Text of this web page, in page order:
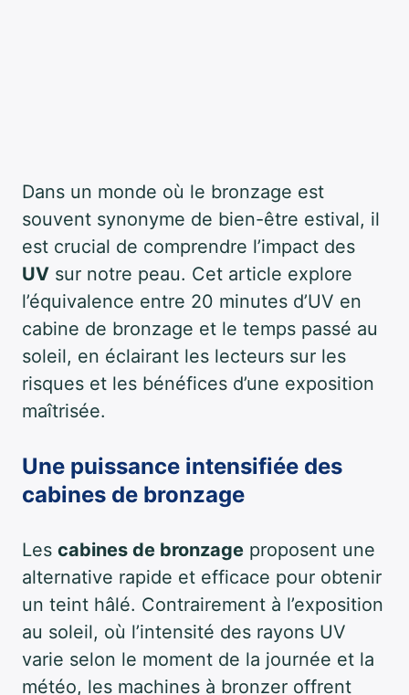
Dans un monde où le bronzage est
souvent synonyme de bien-être estival, il
est crucial de comprendre l’impact des
UV sur notre peau. Cet article explore
l’équivalence entre 20 minutes d’UV en
cabine de bronzage et le temps passé au
soleil, en éclairant les lecteurs sur les
risques et les bénéfices d’une exposition
maîtrisée.
Une puissance intensifiée des
cabines de bronzage
Les cabines de bronzage proposent une
alternative rapide et efficace pour obtenir
un teint hâlé. Contrairement à l’exposition
au soleil, où l’intensité des rayons UV
varie selon le moment de la journée et la
météo, les machines à bronzer offrent